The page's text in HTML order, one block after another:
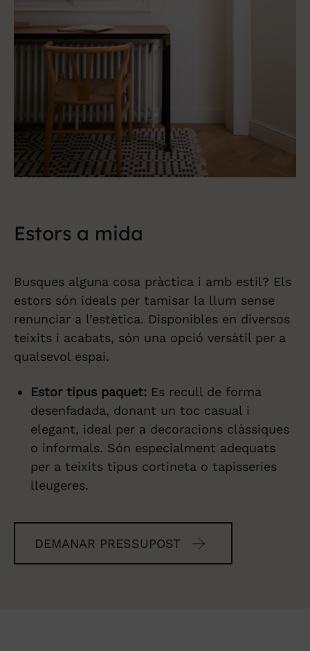
Estors a mida
Busques alguna cosa pràctica i amb estil? Els
estors són ideals per tamisar la llum sense
renunciar a l’estètica. Disponibles en diversos
teixits i acabats, són una opció versàtil per a
qualsevol espai.
Estor tipus paquet: Es recull de forma
desenfadada, donant un toc casual i
elegant, ideal per a decoracions clàssiques
o informals. Són especialment adequats
per a teixits tipus cortineta o tapisseries
lleugeres.
DEMANAR PRESSUPOST